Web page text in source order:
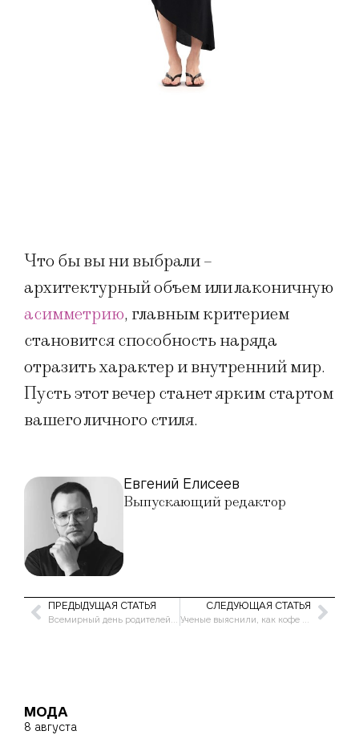
Что бы вы ни выбрали –
архитектурный объем или лаконичную
асимметрию, главным критерием
становится способность наряда
отразить характер и внутренний мир.
Пусть этот вечер станет ярким стартом
вашего личного стиля.
Евгений Елисеев
Выпускающий редактор
ПРЕДЫДУЩАЯ СТАТЬЯ
Всемирный день родителей 2026: история праздника, традиции и идеи поздравлений
СЛЕДУЮЩАЯ СТАТЬЯ
Ученые выяснили, как кофе влияет на мозг во время сна
МОДА
8 августа